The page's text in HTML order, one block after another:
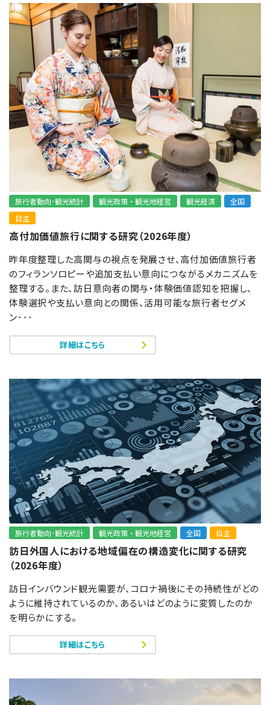
旅行者動向･観光統計 観光政策・観光地経営 観光経済
全国
自主
高付加価値旅行に関する研究（2026年度）
昨年度整理した高関与の視点を発展させ、高付加価値旅行者
のフィランソロピーや追加支払い意向につながるメカニズムを
整理する。また、訪日意向者の関与・体験価値認知を把握し、
体験選択や支払い意向との関係、活用可能な旅行者セグメ
ン･･･
詳細はこちら
旅行者動向･観光統計 観光政策・観光地経営 全国 自主
訪日外国人における地域偏在の構造変化に関する研究
（2026年度）
訪日インバウンド観光需要が、コロナ禍後にその持続性がどの
ように維持されているのか、あるいはどのように変質したのか
を明らかにする。
詳細はこちら